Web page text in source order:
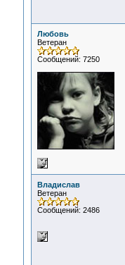
Любовь
Ветеран
Сообщений: 7250
Владислав
Ветеран
Сообщений: 2486